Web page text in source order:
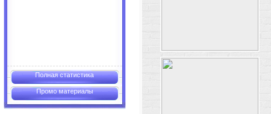
Полная статистика
Промо материалы